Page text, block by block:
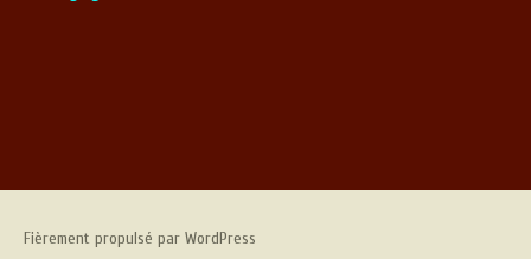
Fièrement propulsé par WordPress